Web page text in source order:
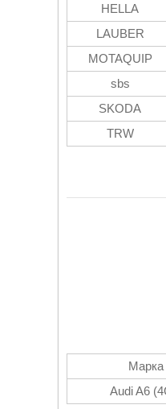
HELLA
LAUBER
MOTAQUIP
sbs
SKODA
TRW
Audi A6